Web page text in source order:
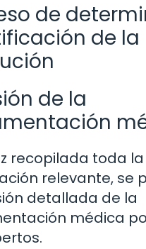
de
de la
de la
recopilada toda la
relevante, se
detallada de la
médica